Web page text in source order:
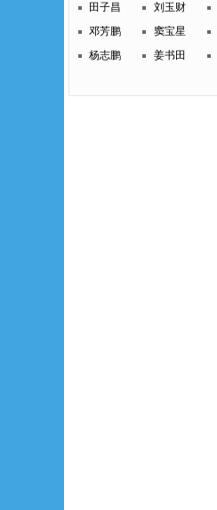
田子昌
刘玉财
邓芳鹏
窦宝星
杨志鹏
姜书田